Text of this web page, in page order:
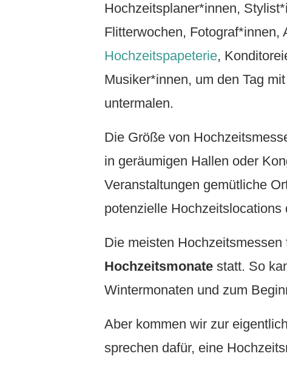
Hochzeitsplaner*innen,
Flitterwochen, Fotograf*innen,
Hochzeitspapeterie,
Musiker*innen, um den Tag
untermalen.
Die Größe von
in geräumigen Hallen oder
Veranstaltungen gemütliche
potenzielle Hochzeitslocations
Die meisten Hochzeitsmessen
Hochzeitsmonate statt. So
Wintermonaten und zum
Aber kommen wir zur
sprechen dafür, eine